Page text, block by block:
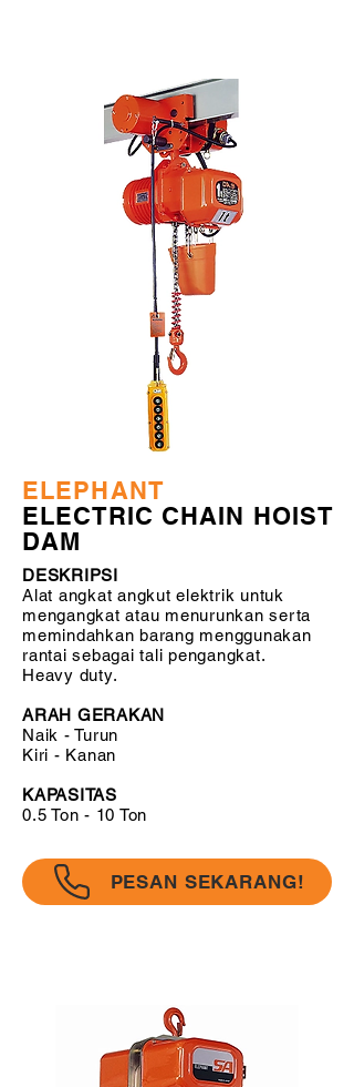
ELEPHANT
ELECTRIC CHAIN HOIST
DAM
DESKRIPSI
Alat angkat angkut elektrik untuk
mengangkat atau menurunkan serta
memindahkan barang menggunakan
rantai sebagai tali pengangkat.
Heavy duty.
ARAH GERAKAN
Naik - Turun
Kiri - Kanan
KAPASITAS
0.5 Ton - 10 Ton
PESAN SEKARANG!